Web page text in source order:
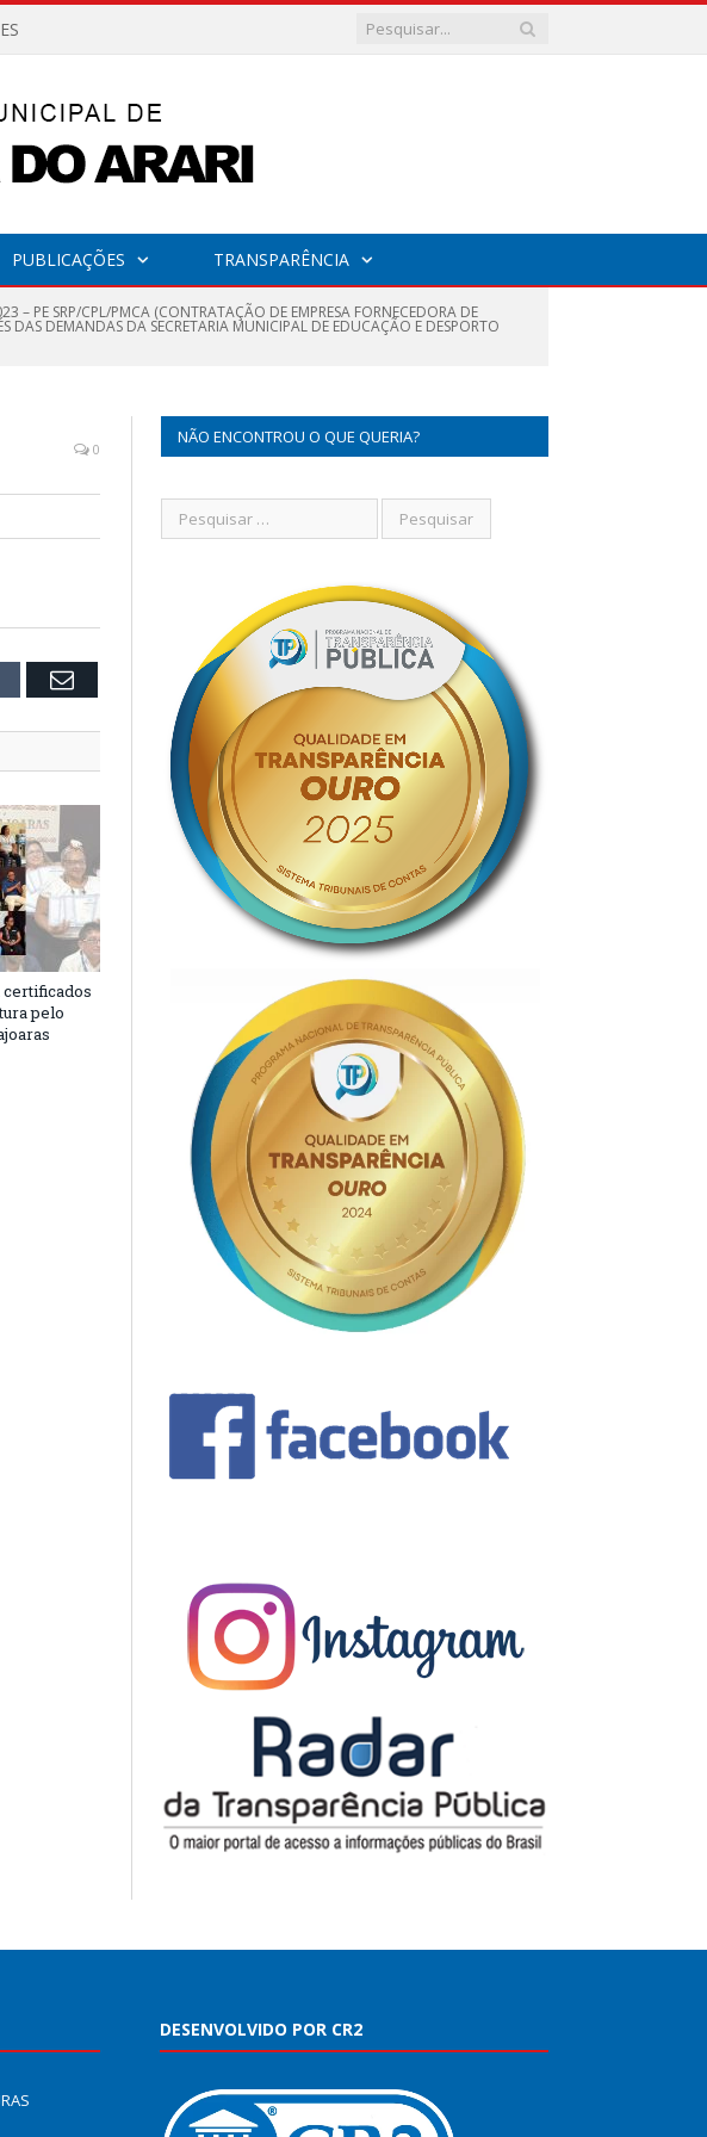
PUBLICAÇÕES TRANSPARÊNCIA
– PE SRP/CPL/PMCA (CONTRATAÇÃO DE EMPRESA FORNECEDORA DE
DEMANDAS DA SECRETARIA MUNICIPAL DE EDUCAÇÃO E DESPORTO
0
Email
pelo
NÃO ENCONTROU O QUE QUERIA?
DESENVOLVIDO POR CR2